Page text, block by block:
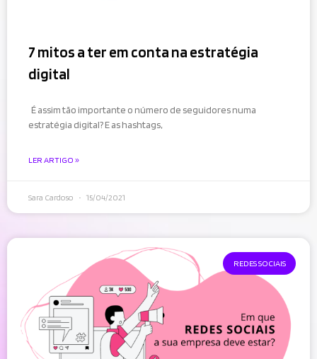
7 mitos a ter em conta na estratégia
digital
É assim tão importante o número de seguidores numa
estratégia digital? E as hashtags,
LER ARTIGO »
Sara Cardoso 15/04/2021
REDES SOCIAIS